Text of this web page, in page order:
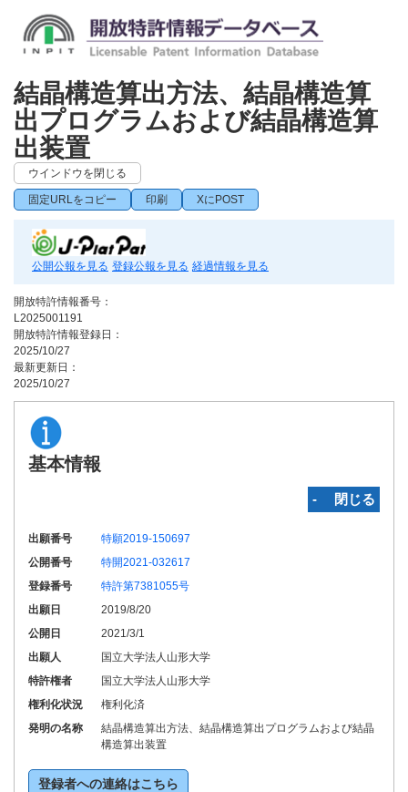
結晶構造算出方法、結晶構造算
出プログラムおよび結晶構造算
出装置
ウインドウを閉じる
固定URLをコピー 印刷 XにPOST
公開公報を見る 登録公報を見る 経過情報を見る
開放特許情報番号：
L2025001191
開放特許情報登録日：
2025/10/27
最新更新日：
2025/10/27
基本情報
‐ 閉じる
出願番号
特願2019-150697
公開番号
特開2021-032617
登録番号
特許第7381055号
出願日
2019/8/20
公開日
2021/3/1
出願人
国立大学法人山形大学
特許権者
国立大学法人山形大学
権利化状況
権利化済
発明の名称
結晶構造算出方法、結晶構造算出プログラムおよび結晶
構造算出装置
登録者への連絡はこちら